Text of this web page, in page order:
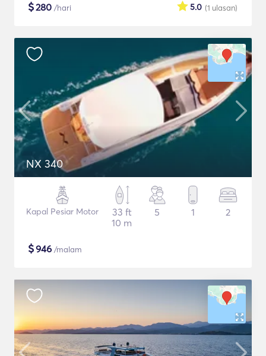
$280 /hari (1 ulasan)
5.0
NX 340
Kapal Pesiar Motor
33 ft
10 m
5 1 2
$946 /malam